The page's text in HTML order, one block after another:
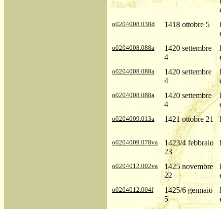
o0204008.038d 1418 ottobre 5
o0204008.088a
1420 settembre
4
o0204008.088a
1420 settembre
4
o0204008.088a
1420 settembre
4
o0204009.013a 1421 ottobre 21
o0204009.078va
1423/4 febbraio
23
o0204012.002va
1425 novembre
22
o0204012.004f
1425/6 gennaio
5